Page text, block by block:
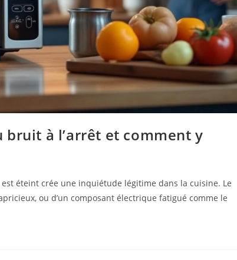
à l’arrêt et comment y
éteint crée une inquiétude légitime dans la cuisine. Le
ou d’un composant électrique fatigué comme le